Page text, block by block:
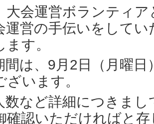
会運営ボランティア
運営の手伝いをして
す。
は、9月2日（月曜日
ざいます。
など詳細につきまし
確認いただければと